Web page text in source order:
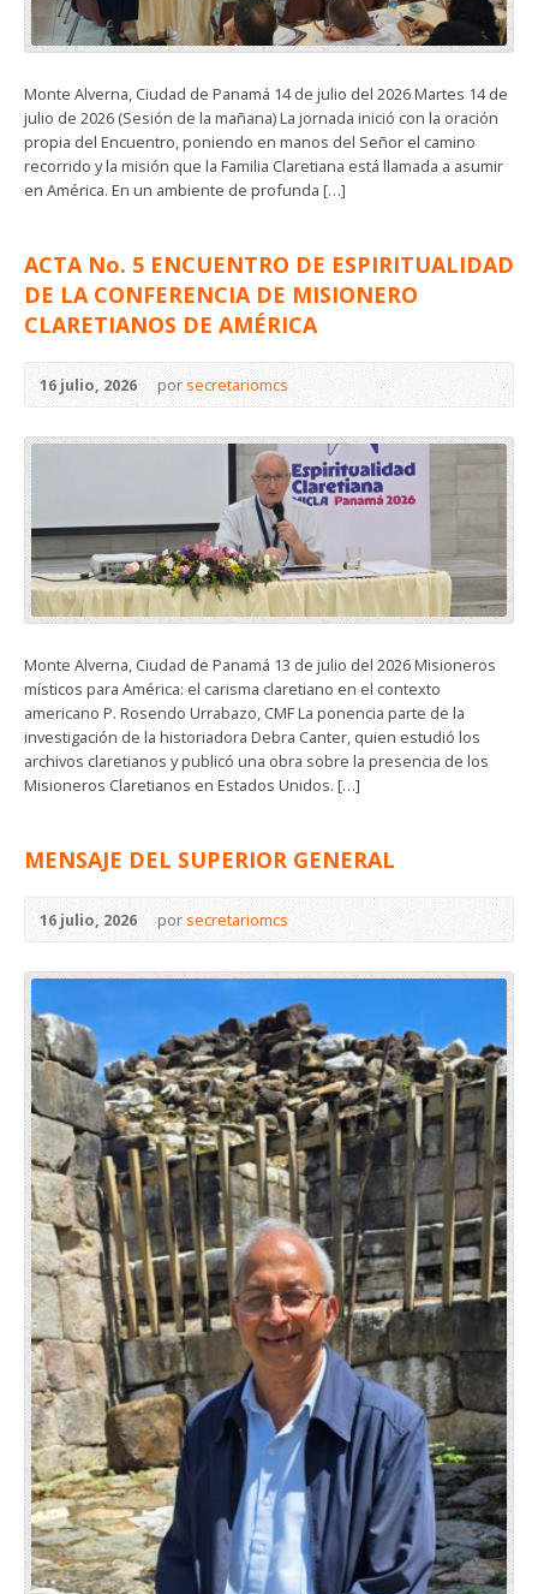
Monte Alverna, Ciudad de Panamá 14 de julio del 2026 Martes 14 de
julio de 2026 (Sesión de la mañana) La jornada inició con la oración
propia del Encuentro, poniendo en manos del Señor el camino
recorrido y la misión que la Familia Claretiana está llamada a asumir
en América. En un ambiente de profunda […]
ACTA No. 5 ENCUENTRO DE ESPIRITUALIDAD
DE LA CONFERENCIA DE MISIONERO
CLARETIANOS DE AMÉRICA
16 julio, 2026 por secretariomcs
Monte Alverna, Ciudad de Panamá 13 de julio del 2026 Misioneros
místicos para América: el carisma claretiano en el contexto
americano P. Rosendo Urrabazo, CMF La ponencia parte de la
investigación de la historiadora Debra Canter, quien estudió los
archivos claretianos y publicó una obra sobre la presencia de los
Misioneros Claretianos en Estados Unidos. […]
MENSAJE DEL SUPERIOR GENERAL
16 julio, 2026 por secretariomcs